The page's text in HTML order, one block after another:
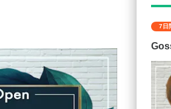
7日